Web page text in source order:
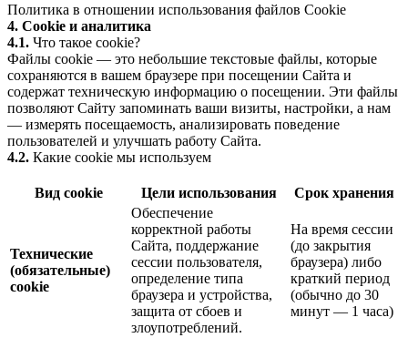
Политика в отношении использования файлов Cookie
4. Cookie и аналитика
4.1. Что такое cookie?
Файлы cookie — это небольшие текстовые файлы, которые
сохраняются в вашем браузере при посещении Сайта и
содержат техническую информацию о посещении. Эти файлы
позволяют Сайту запоминать ваши визиты, настройки, а нам
— измерять посещаемость, анализировать поведение
пользователей и улучшать работу Сайта.
4.2. Какие cookie мы используем
Вид cookie Цели использования Срок хранения
Технические
(обязательные)
cookie
Обеспечение
корректной работы
Сайта, поддержание
сессии пользователя,
определение типа
браузера и устройства,
защита от сбоев и
злоупотреблений.
На время сессии
(до закрытия
браузера) либо
краткий период
(обычно до 30
минут — 1 часа)